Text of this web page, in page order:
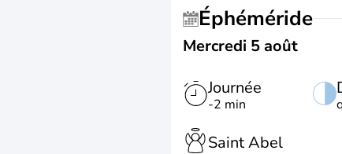
Éphéméride
Mercredi 5 août
Journée
-2 min
Saint Abel